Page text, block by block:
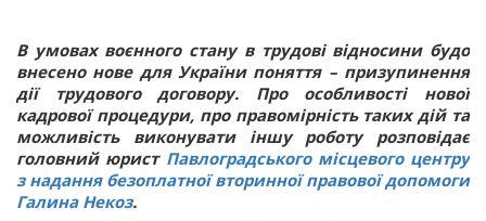
В умовах воєнного стану в трудові відносини будо
внесено нове для України поняття – призупинення
дії трудового договору. Про особливості нової
кадрової процедури, про правомірність таких дій та
можливість виконувати іншу роботу розповідає
головний юрист Павлоградського місцевого центру
з надання безоплатної вторинної правової допомоги
Галина Некоз.